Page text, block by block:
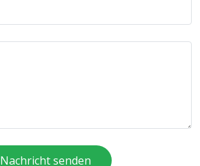
Nachricht senden